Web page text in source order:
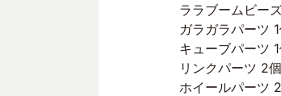
ララブームビー
ガラガラパーツ
キューブパーツ
リンクパーツ 2個
ホイールパーツ